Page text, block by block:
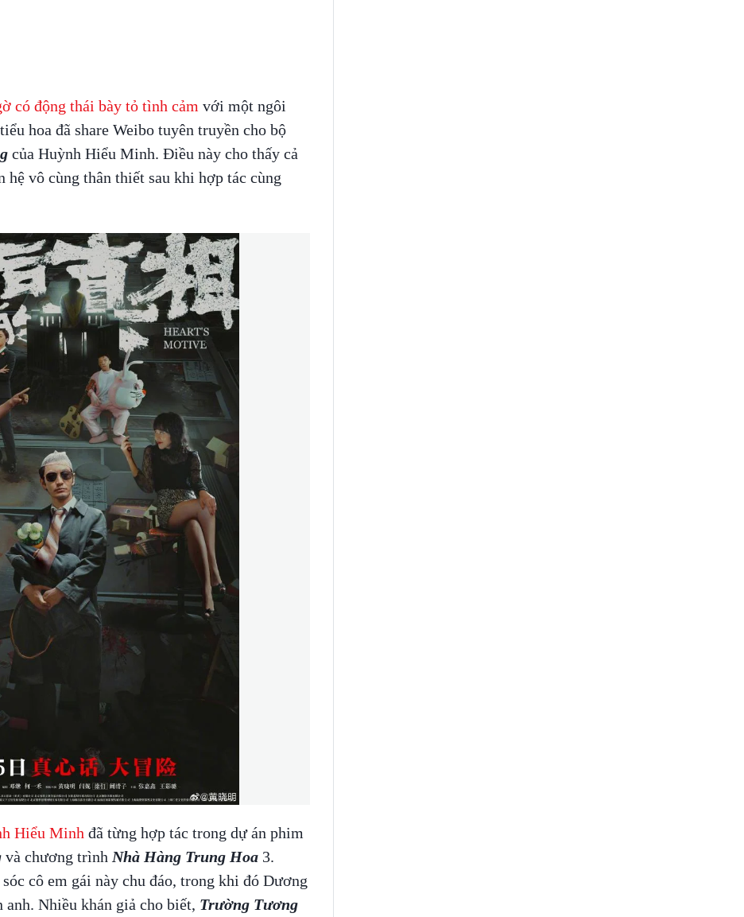
có động thái bày tỏ tình cảm với một ngôi
hoa đã share Weibo tuyên truyền cho bộ
của Huỳnh Hiểu Minh. Điều này cho thấy cả
hệ vô cùng thân thiết sau khi hợp tác cùng
Hiểu Minh đã từng hợp tác trong dự án phim
và chương trình Nhà Hàng Trung Hoa3.
cô em gái này chu đáo, trong khi đó Dương
Nhiều khán giả cho biết, Trường Tương